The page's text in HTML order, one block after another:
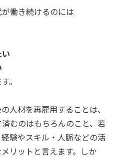
働き続けるのには
。
人材を再雇用することは、
むのはもちろんのこと、若
験やスキル・人脈などの活
リットと言えます。しか